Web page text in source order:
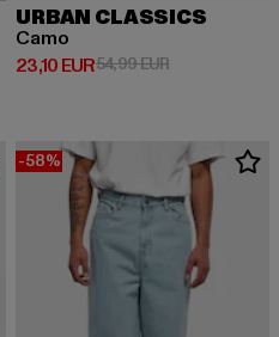
64,99 EUR
URBAN CLASSICS
Camo
23,10 EUR
Derzeitiger Preis: 23,10 EUR
54,99 EURAktionspreis:
-58%